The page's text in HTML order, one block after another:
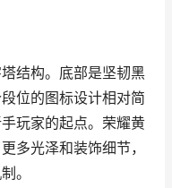
结构。底部是坚韧黑
位的图标设计相对简
玩家的起点。荣耀黄
多光泽和装饰细节，
。